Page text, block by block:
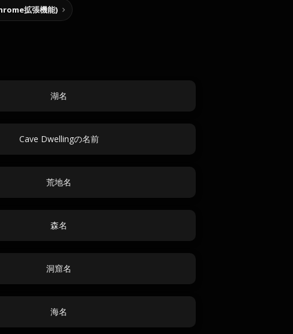
拡張機能)
湖名
Cave Dwellingの名前
荒地名
森名
洞窟名
海名